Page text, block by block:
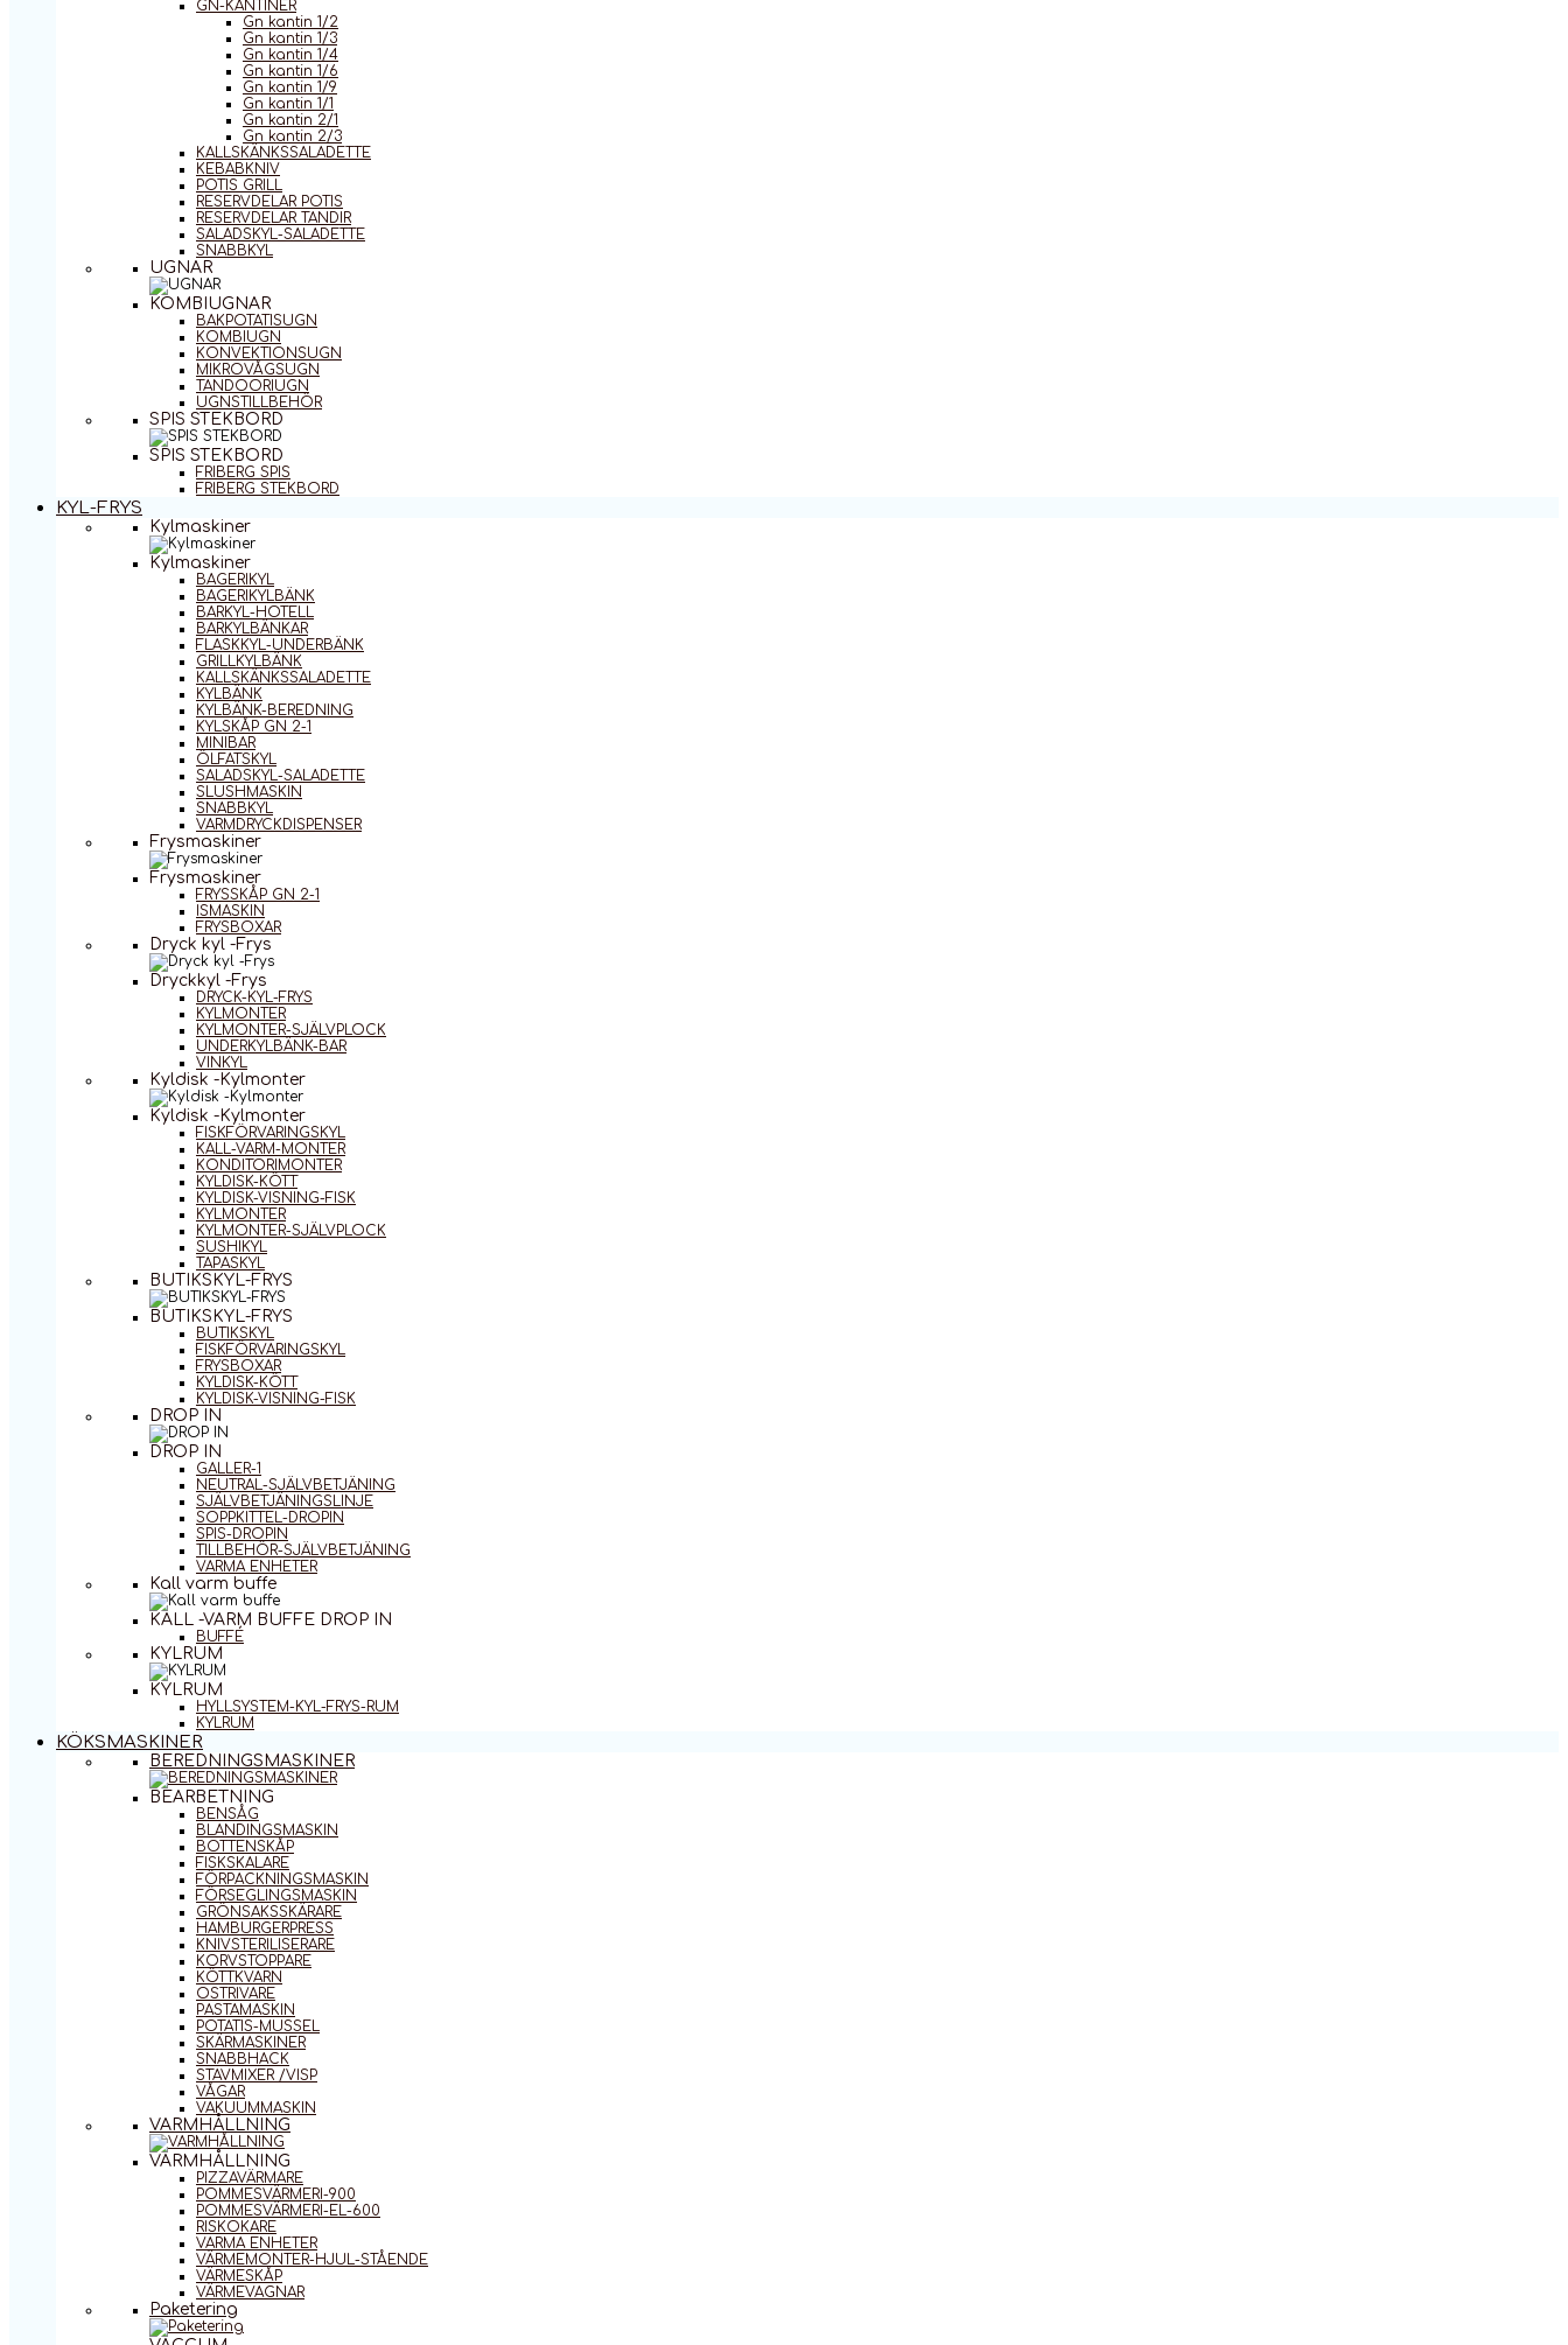
GN-KANTINER
Gn kantin 1/2
Gn kantin 1/3
Gn kantin 1/4
Gn kantin 1/6
Gn kantin 1/9
Gn kantin 1/1
Gn kantin 2/1
Gn kantin 2/3
KALLSKÄNKSSALADETTE
KEBABKNIV
POTIS GRILL
RESERVDELAR POTIS
RESERVDELAR TANDIR
SALADSKYL-SALADETTE
SNABBKYL
UGNAR
KOMBIUGNAR
BAKPOTATISUGN
KOMBIUGN
KONVEKTIONSUGN
MIKROVÅGSUGN
TANDOORIUGN
UGNSTILLBEHÖR
SPIS STEKBORD
SPIS STEKBORD
FRIBERG SPIS
FRIBERG STEKBORD
KYL-FRYS
Kylmaskiner
Kylmaskiner
BAGERIKYL
BAGERIKYLBÄNK
BARKYL-HOTELL
BARKYLBÄNKAR
FLASKKYL-UNDERBÄNK
GRILLKYLBÄNK
KALLSKÄNKSSALADETTE
KYLBÄNK
KYLBÄNK-BEREDNING
KYLSKÅP GN 2-1
MINIBAR
ÖLFATSKYL
SALADSKYL-SALADETTE
SLUSHMASKIN
SNABBKYL
VARMDRYCKDISPENSER
Frysmaskiner
Frysmaskiner
FRYSSKÅP GN 2-1
ISMASKIN
FRYSBOXAR
Dryck kyl -Frys
Dryckkyl -Frys
DRYCK-KYL-FRYS
KYLMONTER
KYLMONTER-SJÄLVPLOCK
UNDERKYLBÄNK-BAR
VINKYL
Kyldisk -Kylmonter
Kyldisk -Kylmonter
FISKFÖRVARINGSKYL
KALL-VARM-MONTER
KONDITORIMONTER
KYLDISK-KÖTT
KYLDISK-VISNING-FISK
KYLMONTER
KYLMONTER-SJÄLVPLOCK
SUSHIKYL
TAPASKYL
BUTIKSKYL-FRYS
BUTIKSKYL-FRYS
BUTIKSKYL
FISKFÖRVARINGSKYL
FRYSBOXAR
KYLDISK-KÖTT
KYLDISK-VISNING-FISK
DROP IN
DROP IN
GALLER-1
NEUTRAL-SJÄLVBETJÄNING
SJÄLVBETJÄNINGSLINJE
SOPPKITTEL-DROPIN
SPIS-DROPIN
TILLBEHÖR-SJÄLVBETJÄNING
VARMA ENHETER
Kall varm buffe
KALL -VARM BUFFE DROP IN
BUFFÉ
KYLRUM
KYLRUM
HYLLSYSTEM-KYL-FRYS-RUM
KYLRUM
KÖKSMASKINER
BEREDNINGSMASKINER
BEARBETNING
BENSÅG
BLANDINGSMASKIN
BOTTENSKÅP
FISKSKALARE
FÖRPACKNINGSMASKIN
FÖRSEGLINGSMASKIN
GRÖNSAKSSKÄRARE
HAMBURGERPRESS
KNIVSTERILISERARE
KORVSTOPPARE
KÖTTKVARN
OSTRIVARE
PASTAMASKIN
POTATIS-MUSSEL
SKÄRMASKINER
SNABBHACK
STAVMIXER /VISP
VÅGAR
VAKUUMMASKIN
VARMHÅLLNING
VARMHÅLLNING
PIZZAVÄRMARE
POMMESVÄRMERI-900
POMMESVÄRMERI-EL-600
RISKOKARE
VARMA ENHETER
VÄRMEMONTER-HJUL-STÅENDE
VÄRMESKÅP
VÄRMEVAGNAR
Paketering